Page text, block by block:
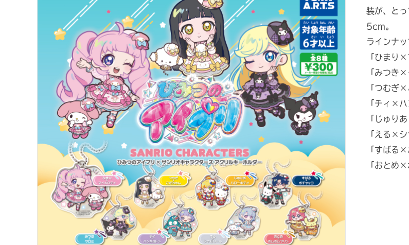
装が、と
5cm。
ラインナッ
「ひまり×
「みつき×
「つむぎ×
「チィ×ハ
「じゅり
「える×シ
「すばる×
「おとめ